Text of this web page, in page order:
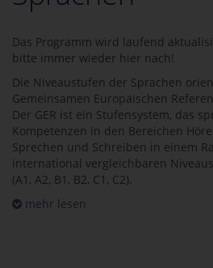
Das Programm wird laufend
bitte immer wieder hier nach!
Die Niveaustufen der Sprachen
Gemeinsamen Europäischen
Der GER ist ein Stufensystem, das
Kompetenzen in den Bereichen
Sprechen und Schreiben in einem
international vergleichbaren
(A1, A2, B1, B2, C1, C2).
mehr lesen